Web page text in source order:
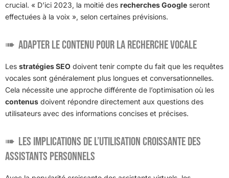
crucial. « D’ici 2023, la moitié des recherches Google seront
effectuées à la voix », selon certaines prévisions.
Adapter le contenu pour la recherche vocale
Les stratégies SEO doivent tenir compte du fait que les requêtes
vocales sont généralement plus longues et conversationnelles.
Cela nécessite une approche différente de l’optimisation où les
contenus doivent répondre directement aux questions des
utilisateurs avec des informations concises et précises.
Les implications de l’utilisation croissante des
assistants personnels